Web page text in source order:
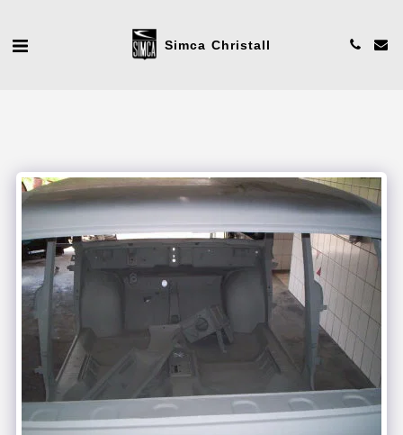
Simca Christall